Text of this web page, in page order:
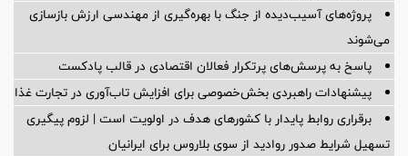
پروژه‌های آسیب‌دیده از جنگ با بهره‌گیری از مهندسی ارزش بازسازی
می‌شوند
پاسخ به پرسش‌های پرتکرار فعالان اقتصادی در قالب پادکست
پیشنهادات راهبردی بخش‌خصوصی برای افزایش تاب‌آوری در تجارت غذا
برقراری روابط پایدار با کشورهای هدف در اولویت است | لزوم پیگیری
تسهیل شرایط صدور روادید از سوی بلاروس برای ایرانیان